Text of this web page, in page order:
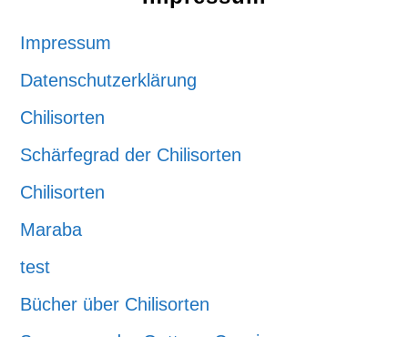
Impressum
Datenschutzerklärung
Chilisorten
Schärfegrad der Chilisorten
Chilisorten
Maraba
test
Bücher über Chilisorten